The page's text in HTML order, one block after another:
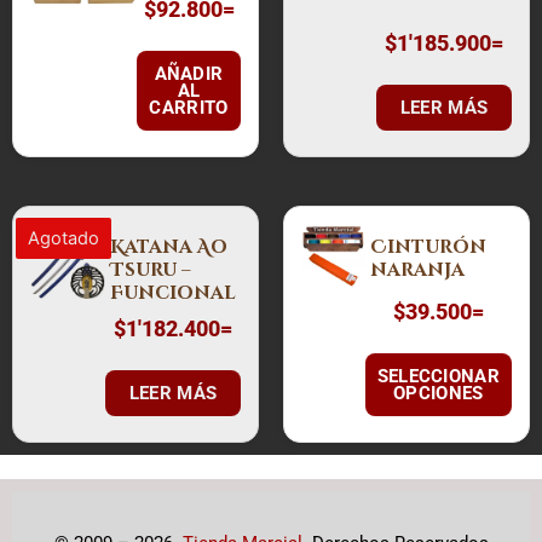
$92.800=
AÑADIR
AL
CARRITO
$1'185.900=
LEER MÁS
Agotado
Katana Ao
Tsuru –
Funcional
$1'182.400=
LEER MÁS
Cinturón
naranja
$39.500=
SELECCIONAR
OPCIONES
producto
tiene
múltiples
Las
opciones
se
pueden
elegir